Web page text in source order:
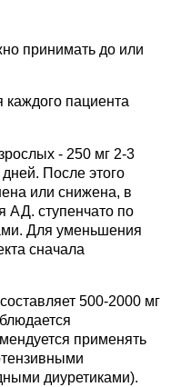
принимать до или
каждого пациента
- 250 мг 2-3
После этого
или снижена, в
АД. ступенчато по
Для уменьшения
сначала
500-2000 мг
применять
диуретиками).